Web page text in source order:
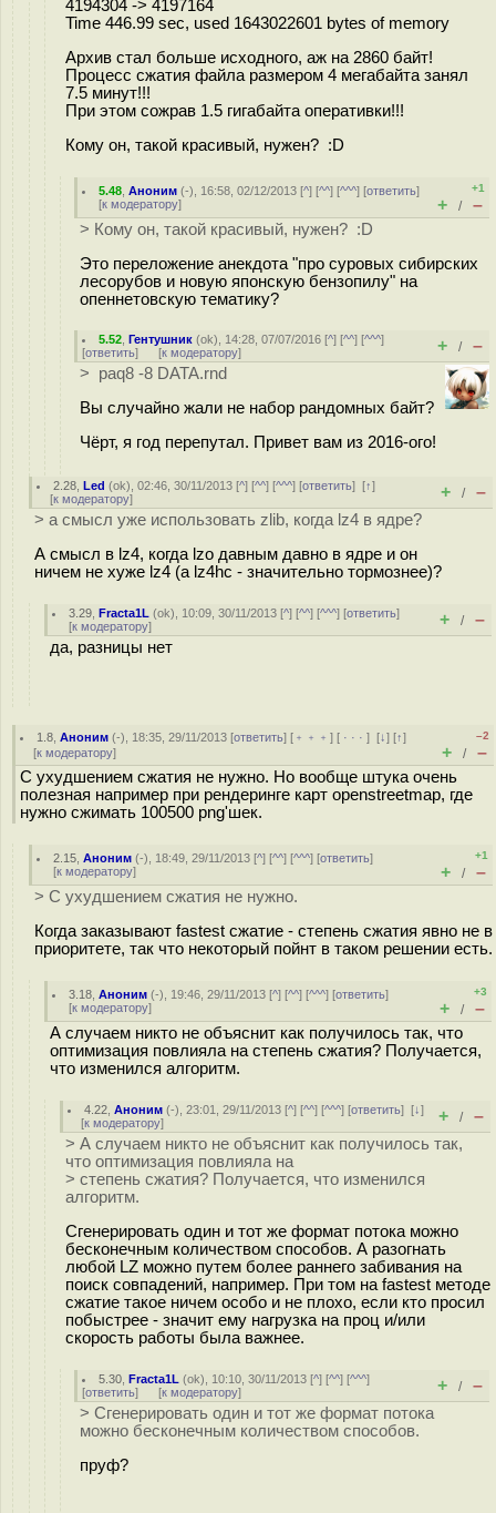
4194304 -> 4197164
Time 446.99 sec, used 1643022601 bytes of memory
Архив стал больше исходного, аж на 2860 байт!
Процесс сжатия файла размером 4 мегабайта занял
7.5 минут!!!
При этом сожрав 1.5 гигабайта оперативки!!!
Кому он, такой красивый, нужен? :D
5.48 ,Аноним (-), 16:58, 02/12/2013 [^] [^^] [^^^] [ответить]
[к модератору]
+1
+ / –
> Кому он, такой красивый, нужен? :D
Это переложение анекдота "про суровых сибирских
лесорубов и новую японскую бензопилу" на
опеннетовскую тематику?
5.52 ,Гентушник (ok), 14:28, 07/07/2016 [^] [^^] [^^^]
[ответить] [к модератору] + / –
> paq8 -8 DATA.rnd
Вы случайно жали не набор рандомных байт?
Чёрт, я год перепутал. Привет вам из 2016-ого!
2.28 ,Led (ok), 02:46, 30/11/2013 [^] [^^] [^^^] [ответить][↑]
[к модератору] + / –
> а смысл уже использовать zlib, когда lz4 в ядре?
А смысл в lz4, когда lzo давным давно в ядре и он
ничем не хуже lz4 (а lz4hc - значительно тормознее)?
3.29 ,Fracta1L (ok), 10:09, 30/11/2013 [^] [^^] [^^^] [ответить]
[к модератору] + / –
да, разницы нет
1.8 ,Аноним (-), 18:35, 29/11/2013 [ответить] [ ﹢﹢﹢] [ · · ·][↓] [↑]
[к модератору]
–2
+ / –
С ухудшением сжатия не нужно. Но вообще штука очень
полезная например при рендеринге карт openstreetmap, где
нужно сжимать 100500 png'шек.
2.15 ,Аноним (-), 18:49, 29/11/2013 [^] [^^] [^^^] [ответить]
[к модератору]
+1
+ / –
> С ухудшением сжатия не нужно.
Когда заказывают fastest сжатие - степень сжатия явно не в
приоритете, так что некоторый пойнт в таком решении есть.
3.18 ,Аноним (-), 19:46, 29/11/2013 [^] [^^] [^^^] [ответить]
[к модератору]
+3
+ / –
А случаем никто не объяснит как получилось так, что
оптимизация повлияла на степень сжатия? Получается,
что изменился алгоритм.
4.22 ,Аноним (-), 23:01, 29/11/2013 [^] [^^] [^^^] [ответить][↓]
[к модератору] + / –
> А случаем никто не объяснит как получилось так,
что оптимизация повлияла на
> степень сжатия? Получается, что изменился
алгоритм.
Сгенерировать один и тот же формат потока можно
бесконечным количеством способов. А разогнать
любой LZ можно путем более раннего забивания на
поиск совпадений, например. При том на fastest методе
сжатие такое ничем особо и не плохо, если кто просил
побыстрее - значит ему нагрузка на проц и/или
скорость работы была важнее.
5.30 ,Fracta1L (ok), 10:10, 30/11/2013 [^] [^^] [^^^]
[ответить] [к модератору] + / –
> Сгенерировать один и тот же формат потока
можно бесконечным количеством способов.
пруф?